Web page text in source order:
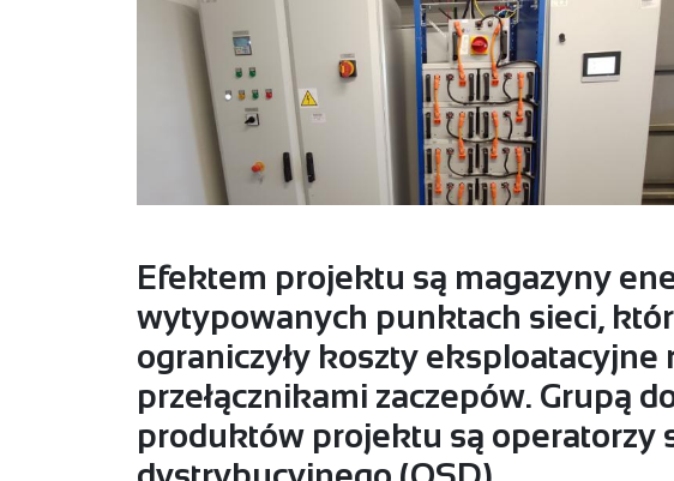
Efektem projektu są magazyny
wytypowanych punktach sieci,
ograniczyły koszty eksploatacyjne
przełącznikami zaczepów. Grupą
produktów projektu są operatorzy